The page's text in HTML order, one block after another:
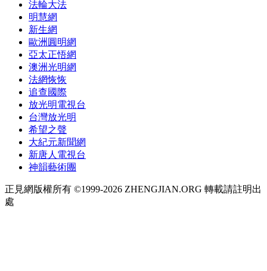
法輪大法
明慧網
新生網
歐洲圓明網
亞太正悟網
澳洲光明網
法網恢恢
追查國際
放光明電視台
台灣放光明
希望之聲
大紀元新聞網
新唐人電視台
神韻藝術團
正見網版權所有 ©1999-2026 ZHENGJIAN.ORG 轉載請註明出
處